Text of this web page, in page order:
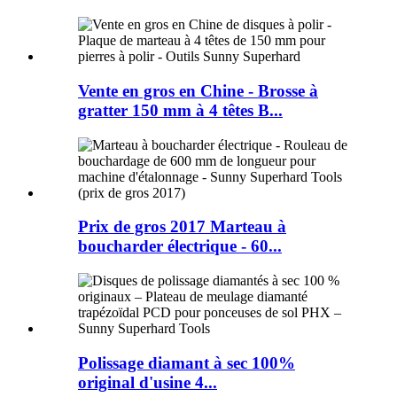
Vente en gros en Chine - Brosse à
gratter 150 mm à 4 têtes B...
Prix ​​de gros 2017 Marteau à
boucharder électrique - 60...
Polissage diamant à sec 100%
original d'usine 4...